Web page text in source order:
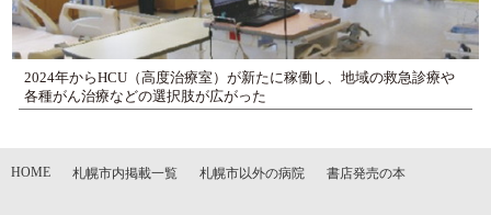
2024年からHCU（高度治療室）が新たに稼働し、地域の救急診療や
各種がん治療などの選択肢が広がった
HOME 札幌市内掲載一覧 札幌市以外の病院 書店発売の本